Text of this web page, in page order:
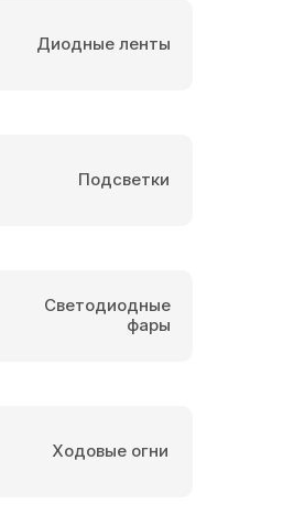
Подсветки
Светодиодные
фары
Ходовые огни
Диодные ленты